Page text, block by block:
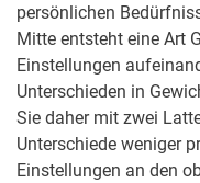
persönlichen
Mitte entsteht eine Art
Einstellungen
Unterschieden in
Sie daher mit zwei
Unterschiede weniger
Einstellungen an den